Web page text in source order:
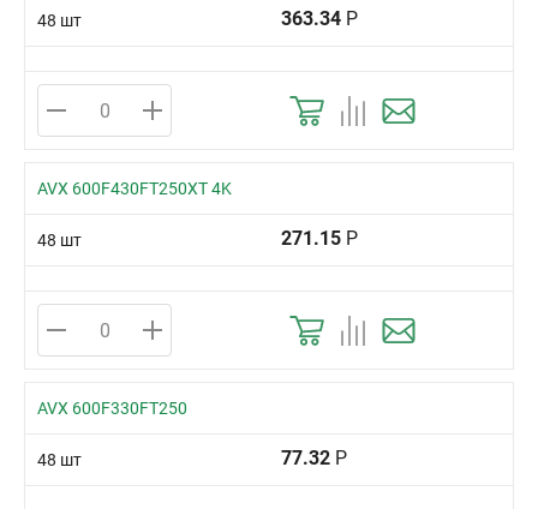
48 шт 363.34 Р
AVX 600F430FT250XT 4K
48 шт 271.15 Р
AVX 600F330FT250
48 шт 77.32 Р